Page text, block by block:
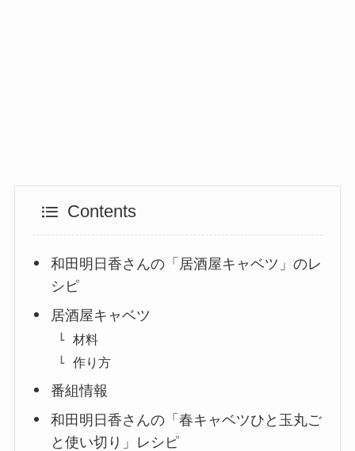
Contents
和田明日香さんの「居酒屋キャベツ」のレ
シピ
居酒屋キャベツ
材料
作り方
番組情報
和田明日香さんの「春キャベツひと玉丸ご
と使い切り」レシピ